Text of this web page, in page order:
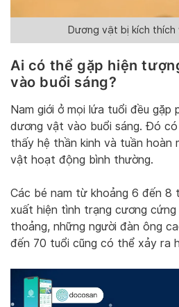
Dương vật bị kích thích
Ai có thể gặp hiện
vào buổi sáng?
Nam giới ở mọi lứa tuổi đều gặp
dương vật vào buổi sáng. Đó
thấy hệ thần kinh và tuần hoàn
vật hoạt động bình thường.
Các bé nam từ khoảng 6 đến 8
xuất hiện tình trạng cương
thoảng, những người đàn ông
đến 70 tuổi cũng có thể xảy ra